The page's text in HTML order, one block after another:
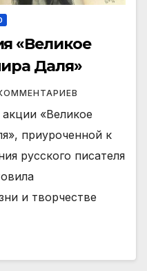
«Великое
Даля»
«Великое
приуроченной к
русского писателя
и творчестве